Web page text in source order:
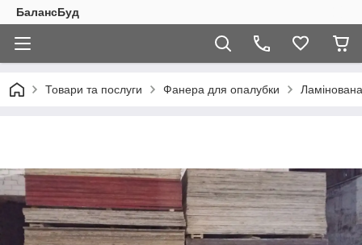
БалансБуд
Товари та послуги Фанера для опалубки